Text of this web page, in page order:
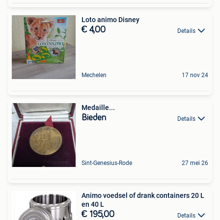
Loto animo Disney
€ 4,00 Details
Mechelen 17 nov 24
Medaille...
Bieden Details
Sint-Genesius-Rode 27 mei 26
Animo voedsel of drank containers 20 L
en 40 L
€ 195,00 Details